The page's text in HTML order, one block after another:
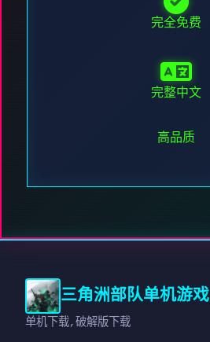
完全免费
完整中文
高品质
三角洲部队单机游戏
单机下载,破解版下载